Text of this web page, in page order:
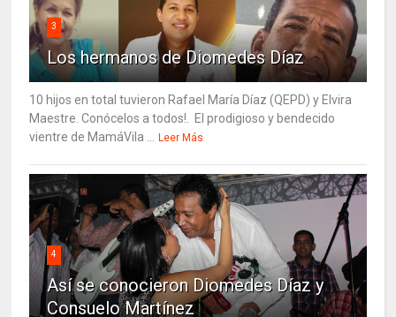
3
Los hermanos de Diomedes Díaz
10 hijos en total tuvieron Rafael María Díaz (QEPD) y Elvira
Maestre. Conócelos a todos!. El prodigioso y bendecido
vientre de MamáVila ...
Leer Más
4
Así se conocieron Diomedes Díaz y
Consuelo Martínez